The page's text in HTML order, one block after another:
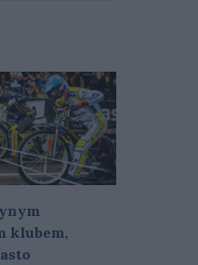
klubem,